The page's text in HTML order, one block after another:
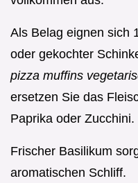
Als Belag eignen sich
oder gekochter
pizza muffins
ersetzen Sie das
Paprika oder Zucchini.
Frischer Basilikum
aromatischen Schliff.